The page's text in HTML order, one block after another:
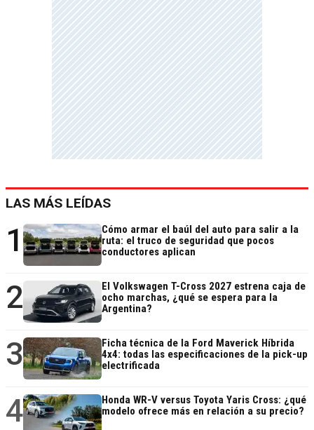
LAS MÁS LEÍDAS
1
Cómo armar el baúl del auto para salir a la
ruta: el truco de seguridad que pocos
conductores aplican
2
El Volkswagen T-Cross 2027 estrena caja de
ocho marchas, ¿qué se espera para la
Argentina?
3
Ficha técnica de la Ford Maverick Híbrida
4x4: todas las especificaciones de la pick-up
electrificada
4
Honda WR-V versus Toyota Yaris Cross: ¿qué
modelo ofrece más en relación a su precio?